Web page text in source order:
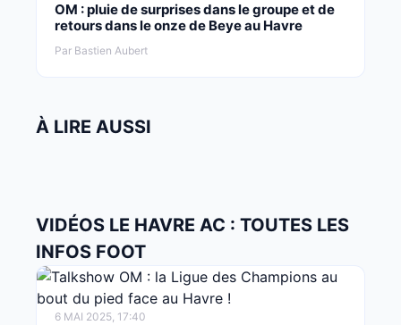
OM : pluie de surprises dans le groupe et de
retours dans le onze de Beye au Havre
Par Bastien Aubert
À LIRE AUSSI
VIDÉOS LE HAVRE AC : TOUTES LES
INFOS FOOT
6 MAI 2025, 17:40